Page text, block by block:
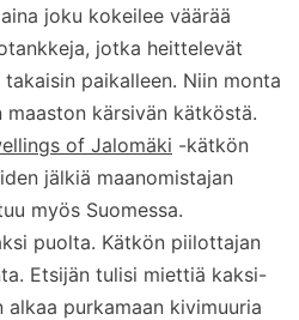
joku kokeilee väärää
jotka heittelevät
paikalleen. Niin monta
kärsivän kätköstä.
of Jalomäki -kätkön
jälkiä maanomistajan
myös Suomessa.
puolta. Kätkön piilottajan
Etsijän tulisi miettiä kaksi-
purkamaan kivimuuria